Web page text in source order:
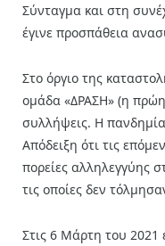
Σύνταγμα και στη
έγινε προσπάθεια
Στο όργιο της
ομάδα «ΔΡΑΣΗ» (η
συλλήψεις. Η
Απόδειξη ότι τις
πορείες αλληλεγγύης
τις οποίες δεν
Στις 6 Μάρτη του 2021